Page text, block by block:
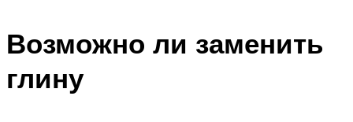
Возможно ли заменить
глину